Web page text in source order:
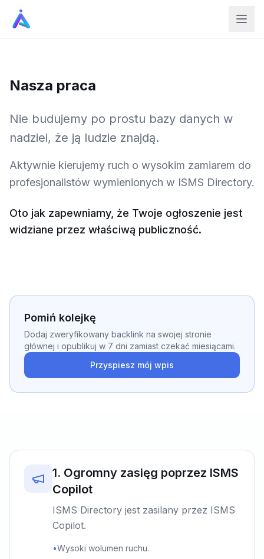
Nasza praca
Nie budujemy po prostu bazy danych w
nadziei, że ją ludzie znajdą.
Aktywnie kierujemy ruch o wysokim zamiarem do
profesjonalistów wymienionych w ISMS Directory.
Oto jak zapewniamy, że Twoje ogłoszenie jest
widziane przez właściwą publiczność.
Pomiń kolejkę
Dodaj zweryfikowany backlink na swojej stronie
głównej i opublikuj w 7 dni zamiast czekać miesiącami.
Przyspiesz mój wpis
1. Ogromny zasięg poprzez ISMS
Copilot
ISMS Directory jest zasilany przez ISMS
Copilot.
•Wysoki wolumen ruchu.